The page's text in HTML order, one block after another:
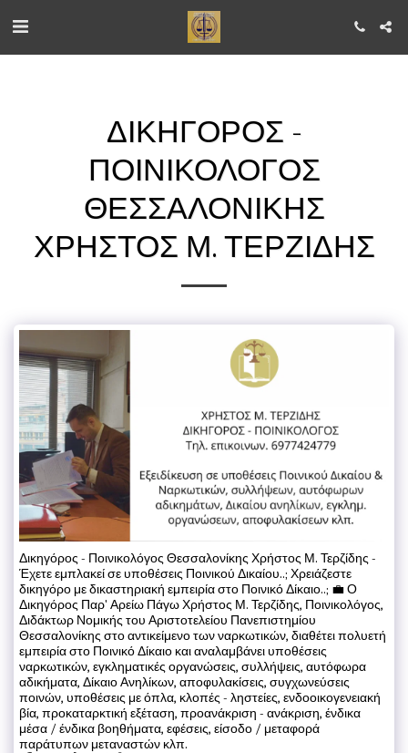
ΔΙΚΗΓΌΡΟΣ -
ΠΟΙΝΙΚΟΛΌΓΟΣ
ΘΕΣΣΑΛΟΝΊΚΗΣ
ΧΡΉΣΤΟΣ Μ. ΤΕΡΖΊΔΗΣ
Δικηγόρος - Ποινικολόγος Θεσσαλονίκης Χρήστος Μ. Τερζίδης -
Έχετε εμπλακεί σε υποθέσεις Ποινικού Δικαίου..; Χρειάζεστε
δικηγόρο με δικαστηριακή εμπειρία στο Ποινικό Δίκαιο..; 💼 Ο
Δικηγόρος Παρ' Αρείω Πάγω Χρήστος Μ. Τερζίδης, Ποινικολόγος,
Διδάκτωρ Νομικής του Αριστοτελείου Πανεπιστημίου
Θεσσαλονίκης στο αντικείμενο των ναρκωτικών, διαθέτει πολυετή
εμπειρία στο Ποινικό Δίκαιο και αναλαμβάνει υποθέσεις
ναρκωτικών, εγκληματικές οργανώσεις, συλλήψεις, αυτόφωρα
αδικήματα, Δίκαιο Ανηλίκων, αποφυλακίσεις, συγχωνεύσεις
ποινών, υποθέσεις με όπλα, κλοπές - ληστείες, ενδοοικογενειακή
βία, προκαταρκτική εξέταση, προανάκριση - ανάκριση, ένδικα
μέσα / ένδικα βοηθήματα, εφέσεις, είσοδο / μεταφορά
παράτυπων μεταναστών κλπ.